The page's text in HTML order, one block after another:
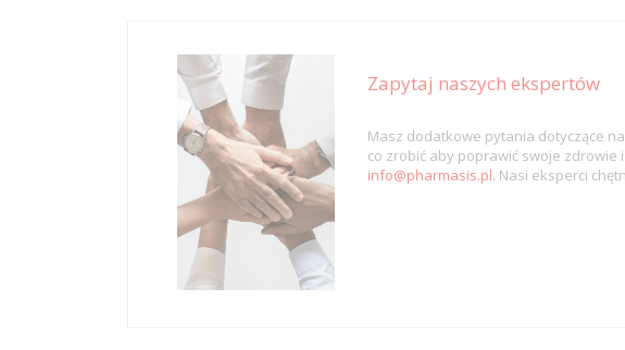
Zapytaj naszych ekspertów
Masz dodatkowe pytania dotyczące
co zrobić aby poprawić swoje zdrowie
info@pharmasis.pl. Nasi eksperci